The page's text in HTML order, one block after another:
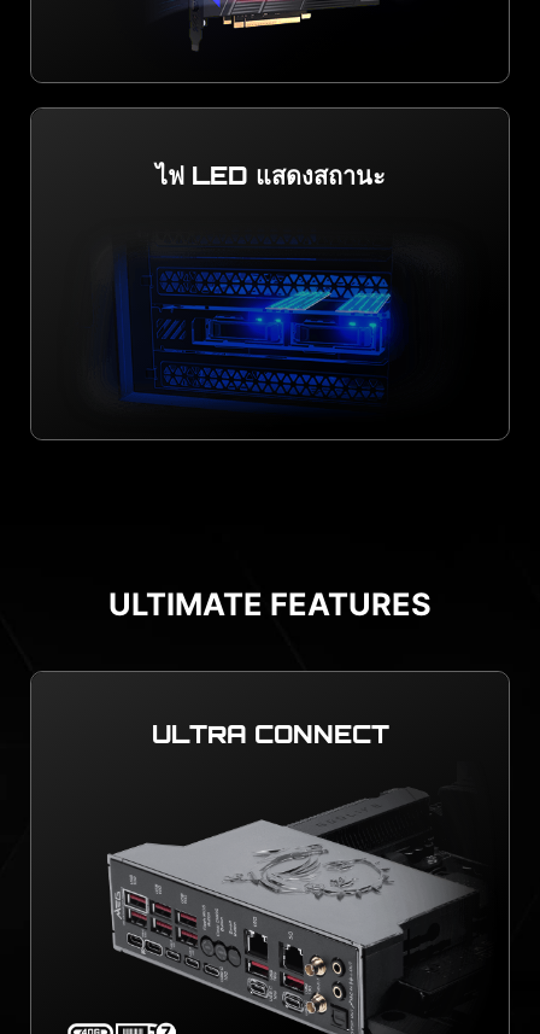
ไฟ LED แสดงสถานะ
ULTIMATE FEATURES
ULTRA CONNECT